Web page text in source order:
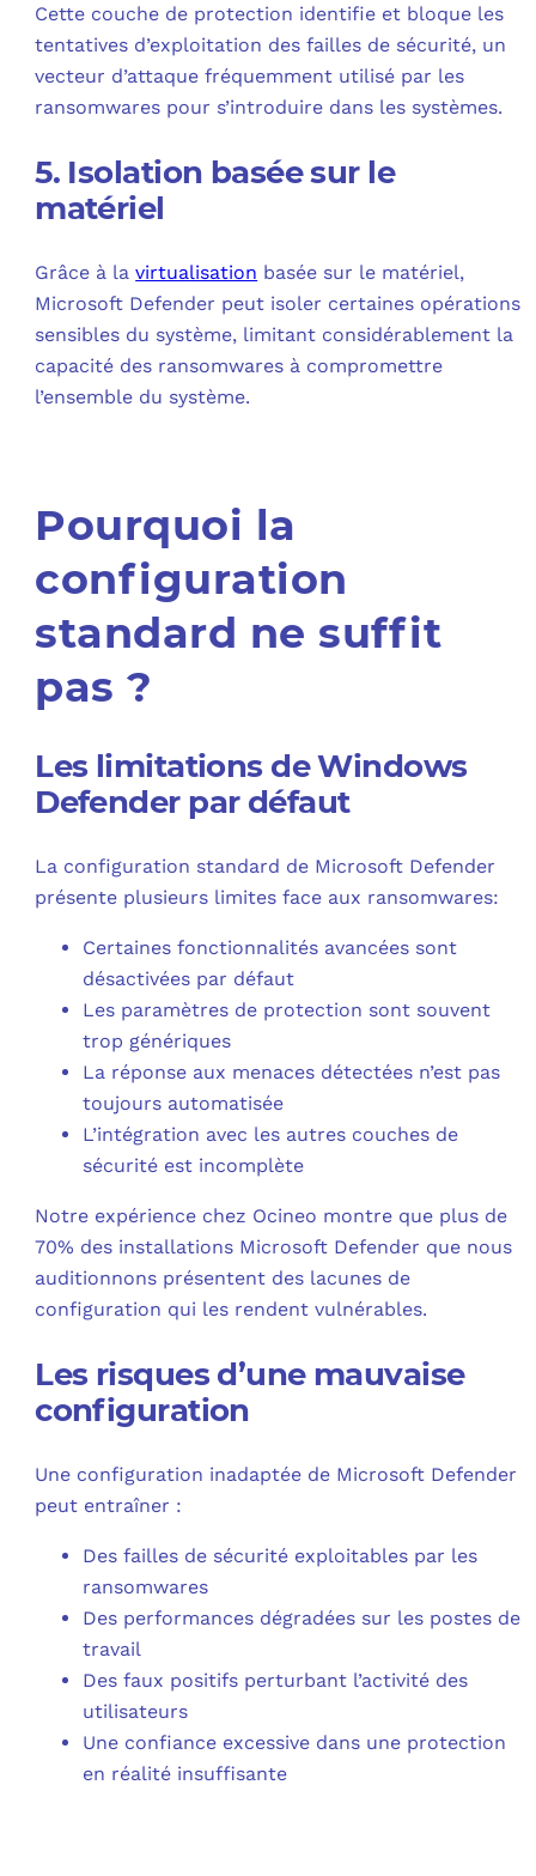
Cette couche de protection identifie et bloque les
tentatives d’exploitation des failles de sécurité, un
vecteur d’attaque fréquemment utilisé par les
ransomwares pour s’introduire dans les systèmes.
5. Isolation basée sur le
matériel
Grâce à lavirtualisation basée sur le matériel,
Microsoft Defender peut isoler certaines opérations
sensibles du système, limitant considérablement la
capacité des ransomwares à compromettre
l’ensemble du système.
Pourquoi la
configuration
standard ne suffit
pas ?
Les limitations de Windows
Defender par défaut
La configuration standard de Microsoft Defender
présente plusieurs limites face aux ransomwares:
Certaines fonctionnalités avancées sont
désactivées par défaut
Les paramètres de protection sont souvent
trop génériques
La réponse aux menaces détectées n’est pas
toujours automatisée
L’intégration avec les autres couches de
sécurité est incomplète
Notre expérience chez Ocineo montre que plus de
70% des installations Microsoft Defender que nous
auditionnons présentent des lacunes de
configuration qui les rendent vulnérables.
Les risques d’une mauvaise
configuration
Une configuration inadaptée de Microsoft Defender
peut entraîner :
Des failles de sécurité exploitables par les
ransomwares
Des performances dégradées sur les postes de
travail
Des faux positifs perturbant l’activité des
utilisateurs
Une confiance excessive dans une protection
en réalité insuffisante